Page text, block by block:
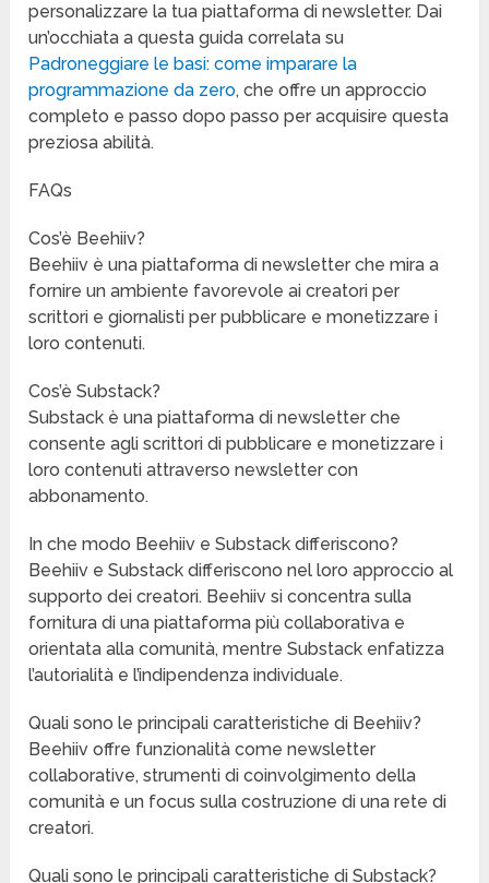
personalizzare la tua piattaforma di newsletter. Dai
un’occhiata a questa guida correlata su
Padroneggiare le basi: come imparare la
programmazione da zero, che offre un approccio
completo e passo dopo passo per acquisire questa
preziosa abilità.
FAQs
Cos’è Beehiiv?
Beehiiv è una piattaforma di newsletter che mira a
fornire un ambiente favorevole ai creatori per
scrittori e giornalisti per pubblicare e monetizzare i
loro contenuti.
Cos’è Substack?
Substack è una piattaforma di newsletter che
consente agli scrittori di pubblicare e monetizzare i
loro contenuti attraverso newsletter con
abbonamento.
In che modo Beehiiv e Substack differiscono?
Beehiiv e Substack differiscono nel loro approccio al
supporto dei creatori. Beehiiv si concentra sulla
fornitura di una piattaforma più collaborativa e
orientata alla comunità, mentre Substack enfatizza
l’autorialità e l’indipendenza individuale.
Quali sono le principali caratteristiche di Beehiiv?
Beehiiv offre funzionalità come newsletter
collaborative, strumenti di coinvolgimento della
comunità e un focus sulla costruzione di una rete di
creatori.
Quali sono le principali caratteristiche di Substack?